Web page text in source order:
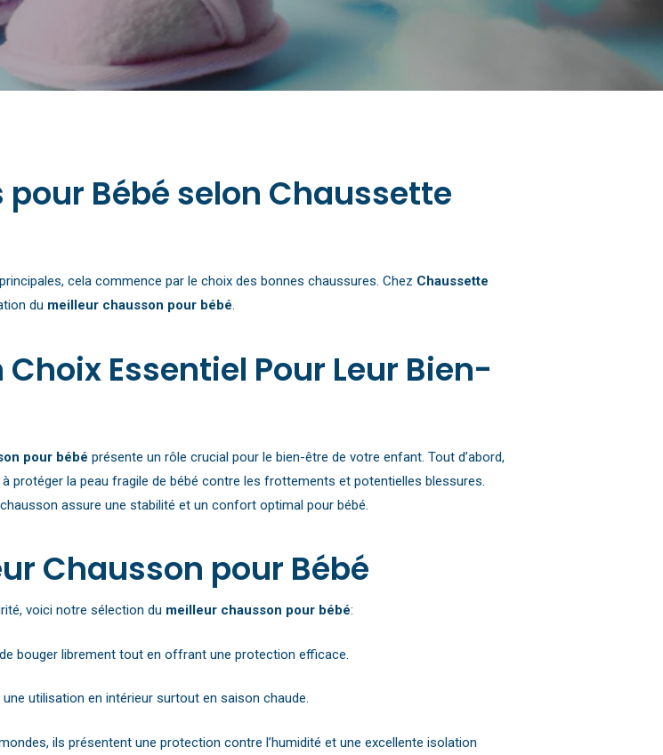
Chausson fourré pour homme
Bébé selon Chaussette
cela commence par le choix des bonnes chaussures. Chez Chaussette
du meilleur chausson pour bébé.
Essentiel Pour Leur Bien-
pour bébé présente un rôle crucial pour le bien-être de votre enfant. Tout d’abord,
protéger la peau fragile de bébé contre les frottements et potentielles blessures.
assure une stabilité et un confort optimal pour bébé.
Chausson pour Bébé
voici notre sélection du meilleur chausson pour bébé:
bouger librement tout en offrant une protection efficace.
utilisation en intérieur surtout en saison chaude.
ils présentent une protection contre l’humidité et une excellente isolation